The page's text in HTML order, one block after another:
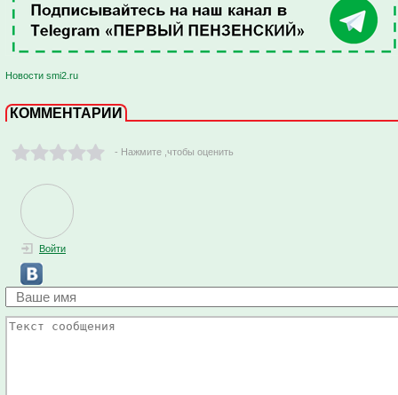
Новости smi2.ru
КОММЕНТАРИИ
- Нажмите ,чтобы оценить
Войти